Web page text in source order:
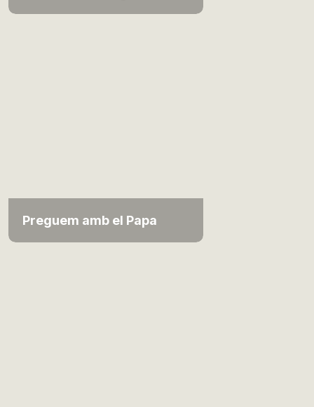
Preguem amb el Papa